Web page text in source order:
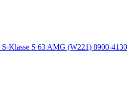
Klasse S 63 AMG (W221) 8900-4130